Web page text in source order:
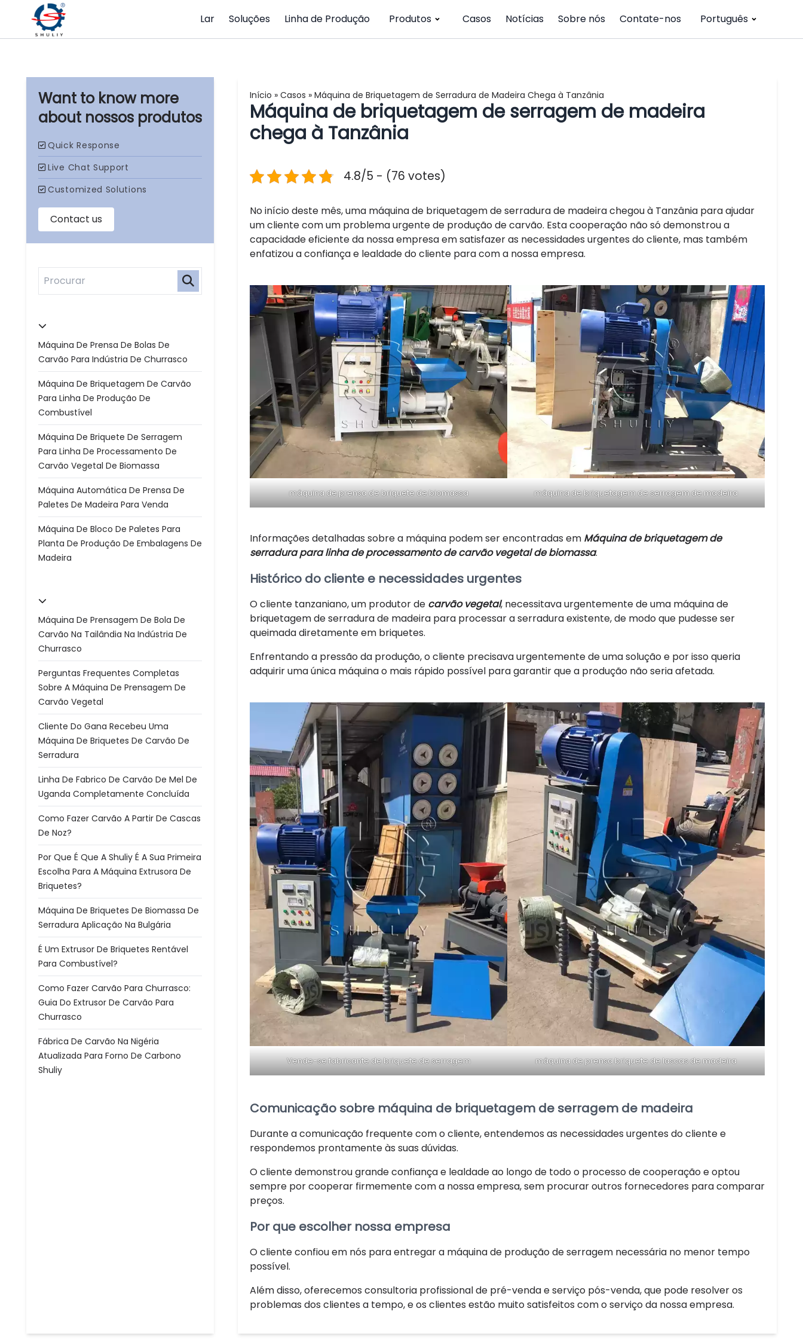
Lar Soluções Linha de Produção Produtos Casos Notícias Sobre nós Contate-nos Português
nossos produtos
Máquina De Prensa De Bolas De
Carvão Para Indústria De Churrasco
Máquina De Briquetagem De Carvão
Para Linha De Produção De
Combustível
Máquina De Briquete De Serragem
Para Linha De Processamento De
Carvão Vegetal De Biomassa
Máquina Automática De Prensa De
Paletes De Madeira Para Venda
Máquina De Bloco De Paletes Para
Planta De Produção De Embalagens De
Madeira
Máquina De Prensagem De Bola De
Carvão Na Tailândia Na Indústria De
Churrasco
Perguntas Frequentes Completas
Sobre A Máquina De Prensagem De
Carvão Vegetal
Cliente Do Gana Recebeu Uma
Máquina De Briquetes De Carvão De
Serradura
Linha De Fabrico De Carvão De Mel De
Uganda Completamente Concluída
Como Fazer Carvão A Partir De Cascas
De Noz?
Por Que É Que A Shuliy É A Sua Primeira
Escolha Para A Máquina Extrusora De
Briquetes?
Máquina De Briquetes De Biomassa De
Serradura Aplicação Na Bulgária
É Um Extrusor De Briquetes Rentável
Para Combustível?
Como Fazer Carvão Para Churrasco:
Guia Do Extrusor De Carvão Para
Churrasco
Fábrica De Carvão Na Nigéria
Atualizada Para Forno De Carbono
Shuliy
Início » Casos » Máquina de Briquetagem de Serradura de Madeira Chega à Tanzânia
Máquina de briquetagem de serragem de madeira
chega à Tanzânia
4.8/5 - (76 votes)
No início deste mês, uma máquina de briquetagem de serradura de madeira chegou à Tanzânia para ajudar
um cliente com um problema urgente de produção de carvão. Esta cooperação não só demonstrou a
capacidade eficiente da nossa empresa em satisfazer as necessidades urgentes do cliente, mas também
enfatizou a confiança e lealdade do cliente para com a nossa empresa.
máquina de prensa de briquete de biomassa máquina de briquetagem de serragem de madeira
Informações detalhadas sobre a máquina podem ser encontradas em Máquina de briquetagem de
serradura para linha de processamento de carvão vegetal de biomassa.
Histórico do cliente e necessidades urgentes
O cliente tanzaniano, um produtor de carvão vegetal, necessitava urgentemente de uma máquina de
briquetagem de serradura de madeira para processar a serradura existente, de modo que pudesse ser
queimada diretamente em briquetes.
Enfrentando a pressão da produção, o cliente precisava urgentemente de uma solução e por isso queria
adquirir uma única máquina o mais rápido possível para garantir que a produção não seria afetada.
Vende-se fabricante de briquete de serragem máquina de prensa briquete de lascas de madeira
Comunicação sobre máquina de briquetagem de serragem de madeira
Durante a comunicação frequente com o cliente, entendemos as necessidades urgentes do cliente e
respondemos prontamente às suas dúvidas.
O cliente demonstrou grande confiança e lealdade ao longo de todo o processo de cooperação e optou
sempre por cooperar firmemente com a nossa empresa, sem procurar outros fornecedores para comparar
preços.
Por que escolher nossa empresa
O cliente confiou em nós para entregar a máquina de produção de serragem necessária no menor tempo
possível.
Além disso, oferecemos consultoria profissional de pré-venda e serviço pós-venda, que pode resolver os
problemas dos clientes a tempo, e os clientes estão muito satisfeitos com o serviço da nossa empresa.